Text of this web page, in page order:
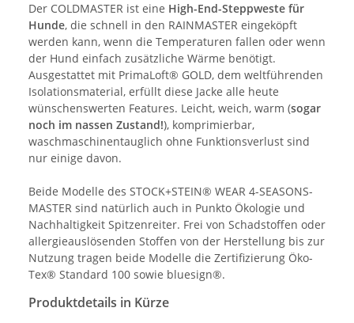
Der COLDMASTER ist eine High-End-Steppweste für
Hunde, die schnell in den RAINMASTER eingeköpft
werden kann, wenn die Temperaturen fallen oder wenn
der Hund einfach zusätzliche Wärme benötigt.
Ausgestattet mit PrimaLoft® GOLD, dem weltführenden
Isolationsmaterial, erfüllt diese Jacke alle heute
wünschenswerten Features. Leicht, weich, warm (sogar
noch im nassen Zustand!), komprimierbar,
waschmaschinentauglich ohne Funktionsverlust sind
nur einige davon.
Beide Modelle des STOCK+STEIN® WEAR 4-SEASONS-
MASTER sind natürlich auch in Punkto Ökologie und
Nachhaltigkeit Spitzenreiter. Frei von Schadstoffen oder
allergieauslösenden Stoffen von der Herstellung bis zur
Nutzung tragen beide Modelle die Zertifizierung Öko-
Tex® Standard 100 sowie bluesign®.
Produktdetails in Kürze